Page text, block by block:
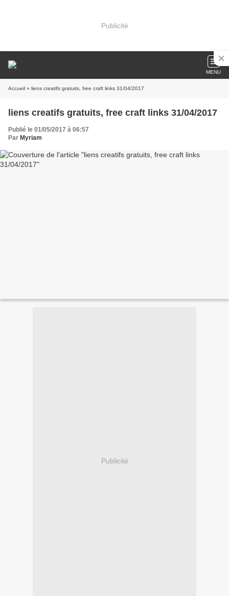
Publicité
MENU
Accueil » liens creatifs gratuits, free craft links 31/04/2017
liens creatifs gratuits, free craft links 31/04/2017
Publié le 01/05/2017 à 06:57
Par Myriam
Publicité